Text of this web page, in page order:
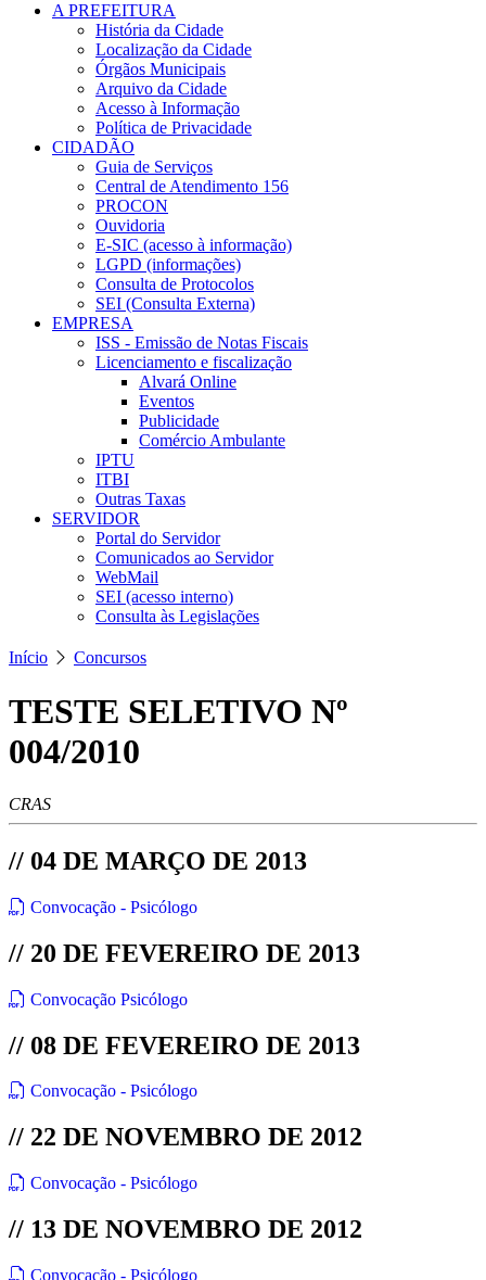
A PREFEITURA
História da Cidade
Localização da Cidade
Órgãos Municipais
Arquivo da Cidade
Acesso à Informação
Política de Privacidade
CIDADÃO
Guia de Serviços
Central de Atendimento 156
PROCON
Ouvidoria
E-SIC (acesso à informação)
LGPD (informações)
Consulta de Protocolos
SEI (Consulta Externa)
EMPRESA
ISS - Emissão de Notas Fiscais
Licenciamento e fiscalização
Alvará Online
Eventos
Publicidade
Comércio Ambulante
IPTU
ITBI
Outras Taxas
SERVIDOR
Portal do Servidor
Comunicados ao Servidor
WebMail
SEI (acesso interno)
Consulta às Legislações
Início Concursos
TESTE SELETIVO Nº
004/2010
CRAS
// 04 DE MARÇO DE 2013
Convocação - Psicólogo
// 20 DE FEVEREIRO DE 2013
Convocação Psicólogo
// 08 DE FEVEREIRO DE 2013
Convocação - Psicólogo
// 22 DE NOVEMBRO DE 2012
Convocação - Psicólogo
// 13 DE NOVEMBRO DE 2012
Convocação - Psicólogo